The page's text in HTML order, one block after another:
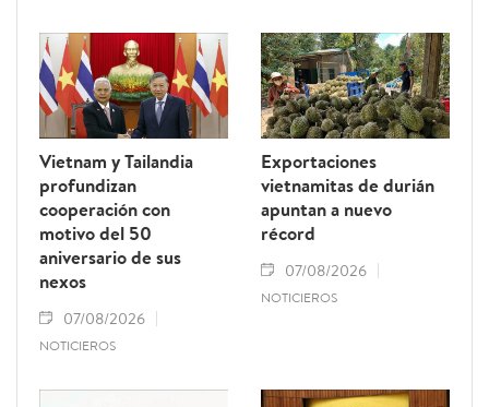
Vietnam y Tailandia
profundizan
cooperación con
motivo del 50
aniversario de sus
nexos
07/08/2026
NOTICIEROS
Exportaciones
vietnamitas de durián
apuntan a nuevo
récord
07/08/2026
NOTICIEROS